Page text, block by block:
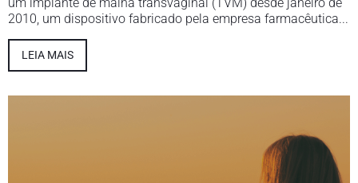
2010, um dispositivo fabricado pela empresa farmacêutica...
LEIA MAIS